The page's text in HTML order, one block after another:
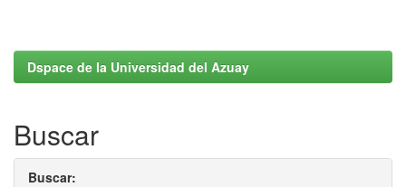
Dspace de la Universidad del Azuay
Buscar
Buscar: